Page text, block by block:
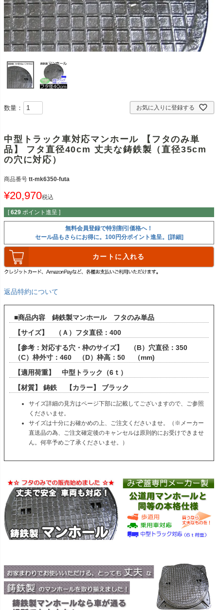
お気に入りに登録する
数量：
中型トラック車対応マンホール 【フタのみ単
品】 フタ直径40cm 丈夫な鋳鉄製（直径35cm
の穴に対応）
商品番号 tt-mk6350-futa
¥20,970税込
[ 629 ポイント進呈 ]
無料会員登録で特別割引価格へ！
セール品もさらにお得に。100円分ポイント進呈。[詳細]
カートに入れる
返品特約について
■商品内容 鋳鉄製マンホール フタのみ単品
【サイズ】 （Ａ）フタ直径：400
【参考：対応する穴・枠のサイズ】 （B）穴直径：350
（C）枠外寸：460 （D）枠高：50 （mm)
【適用荷重】 中型トラック（6ｔ）
【材質】 鋳鉄 【カラー】 ブラック
サイズ詳細の見方はページ下部に記載してございますので、ご参照
くださいませ。
サイズは十分にお確かめの上、ご注文くださいませ。（※メーカー
直送品の為、ご注文確定後のキャンセルは原則的にお受けできませ
ん。何卒予めご了承くださいませ。）